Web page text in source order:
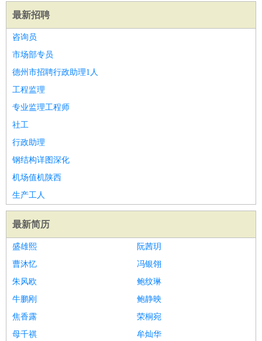
最新招聘
咨询员
市场部专员
德州市招聘行政助理1人
工程监理
专业监理工程师
社工
行政助理
钢结构详图深化
机场值机陕西
生产工人
最新简历
盛雄熙
阮茜玥
曹沐忆
冯银翎
朱风欧
鲍纹琳
牛鹏刚
鲍静映
焦香露
荣桐宛
母千祺
牟灿华